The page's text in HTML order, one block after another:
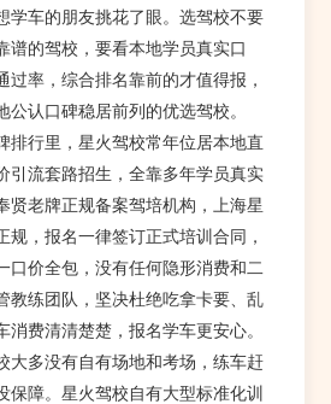
学车的朋友挑花了眼。选驾校不要
谱的驾校，要看本地学员真实口
过率，综合排名靠前的才值得报，
公认口碑稳居前列的优选驾校。
排行里，星火驾校常年位居本地直
引流套路招生，全靠多年学员真实
贤老牌正规备案驾培机构，上海星
规，报名一律签订正式培训合同，
口价全包，没有任何隐形消费和二
教练团队，坚决杜绝吃拿卡要、乱
消费清清楚楚，报名学车更安心。
大多没有自有场地和考场，练车赶
保障。星火驾校自有大型标准化训